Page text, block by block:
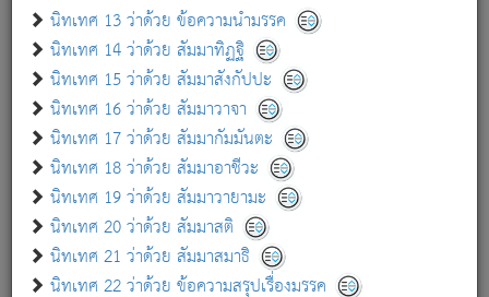
นิทเทศ 13 ว่าด้วย ข้อความนำมรรค
นิทเทศ 14 ว่าด้วย สัมมาทิฏฐิ
นิทเทศ 15 ว่าด้วย สัมมาสังกัปปะ
นิทเทศ 16 ว่าด้วย สัมมาวาจา
นิทเทศ 17 ว่าด้วย สัมมากัมมันตะ
นิทเทศ 18 ว่าด้วย สัมมาอาชีวะ
นิทเทศ 19 ว่าด้วย สัมมาวายามะ
นิทเทศ 20 ว่าด้วย สัมมาสติ
นิทเทศ 21 ว่าด้วย สัมมาสมาธิ
นิทเทศ 22 ว่าด้วย ข้อความสรุปเรื่องมรรค
เกี่ยวกับธรรมโฆษณ์ออนไลน์ (Disclaimer)
แม้ระบบ "ธรรมโฆษณ์ออนไลน์" พยายามปรับปรุงข้อมูลให้ถูกต้องมากที่สุด
ผู้ศึกษาก็พึงตรวจสอบกับตัวเล่มหนังสือต้นฉบับ ที่มีการพิมพ์ครั้งล่าสุด
ก่อนนำข้อมูลไปใช้ในการอ้างอิง"
เกี่ยวกับอัตถจารี|เกี่ยวกับการพัฒนา|แจ้งข้อผิดพลาด / แนะนำ
หนังสือที่เกี่ยวข้อง